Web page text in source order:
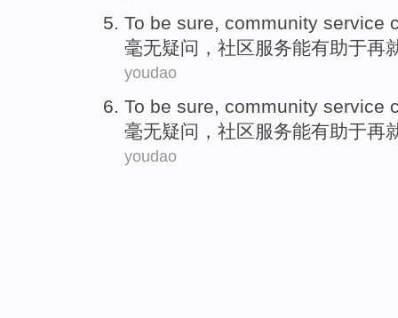
To be sure, community service
毫无疑问， 社区服务能有助于再
youdao
To be sure, community service
毫无疑问， 社区服务能有助于再
youdao